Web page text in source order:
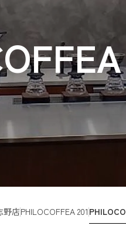
野店PHILOCOFFEA 201